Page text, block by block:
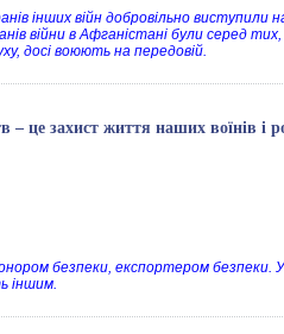
інших війн добровільно виступили
війни в Афганістані були серед тих,
досі воюють на передовій.
це захист життя наших воїнів і
безпеки, експортером безпеки.
іншим.